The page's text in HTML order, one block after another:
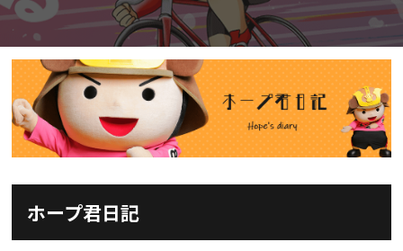
お問い合わせ
開催日程
本場開催
パンフレット
施設ガイド
施設紹介
ホープ君日記